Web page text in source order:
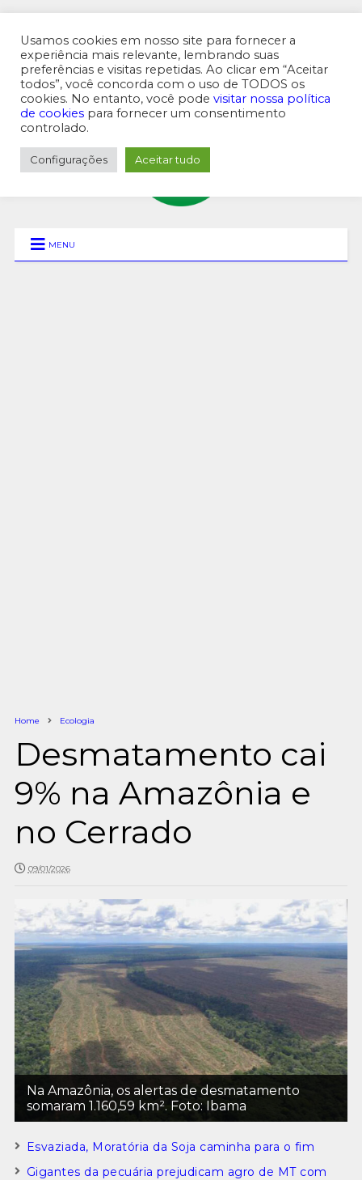
MENU SUPERIOR
MENU
Home Ecologia
Desmatamento cai
9% na Amazônia e
no Cerrado
09/01/2026
Na Amazônia, os alertas de desmatamento
somaram 1.160,59 km². Foto: Ibama
Esvaziada, Moratória da Soja caminha para o fim
Gigantes da pecuária prejudicam agro de MT com
Usamos cookies em nosso site para fornecer a
experiência mais relevante, lembrando suas
preferências e visitas repetidas. Ao clicar em “Aceitar
todos”, você concorda com o uso de TODOS os
cookies. No entanto, você pode visitar nossa política
de cookies para fornecer um consentimento
controlado.
Configurações Aceitar tudo